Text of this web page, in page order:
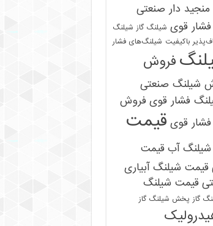
دار صنعتی
قوی شیلنگ گاز شیلنگ
باکیفیت شیلنگ‌های فشار
فروش
شیلنگ صنعتی
فشار قوی فروش
قوی قیمت
آب قیمت
قیمت شیلنگ آبیاری
قیمت شیلنگ
گاز پخش شیلنگ گاز